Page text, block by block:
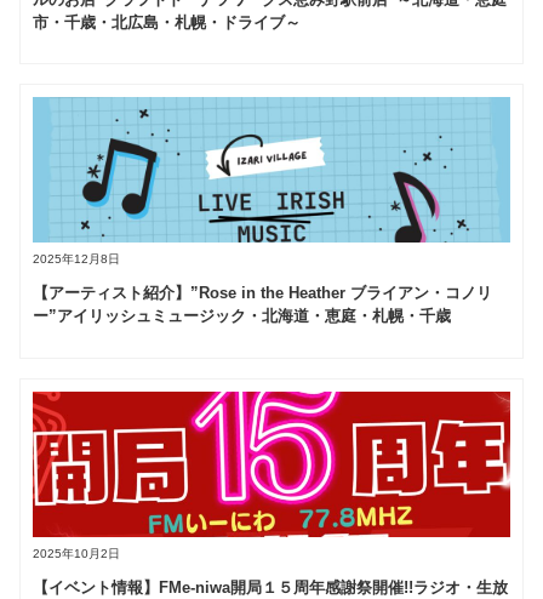
市・千歳・北広島・札幌・ドライブ～
2025年12月8日
【アーティスト紹介】”Rose in the Heather ブライアン・コノリ
ー”アイリッシュミュージック・北海道・恵庭・札幌・千歳
2025年10月2日
【イベント情報】FMe-niwa開局１５周年感謝祭開催!!ラジオ・生放